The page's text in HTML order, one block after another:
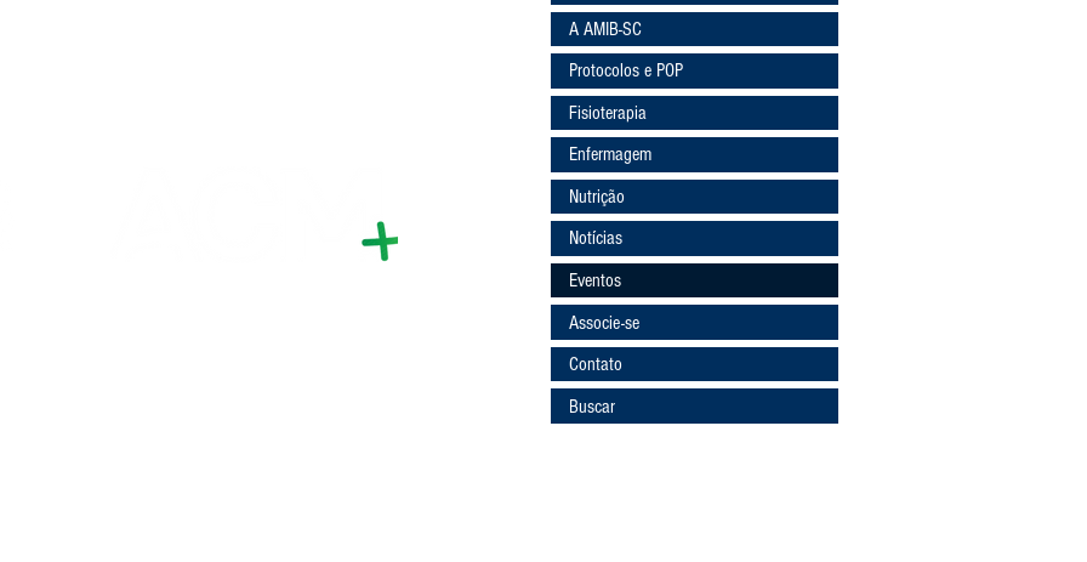
A AMIB-SC
Protocolos e POP
Fisioterapia
Enfermagem
Nutrição
Notícias
Eventos
Associe-se
Contato
Buscar